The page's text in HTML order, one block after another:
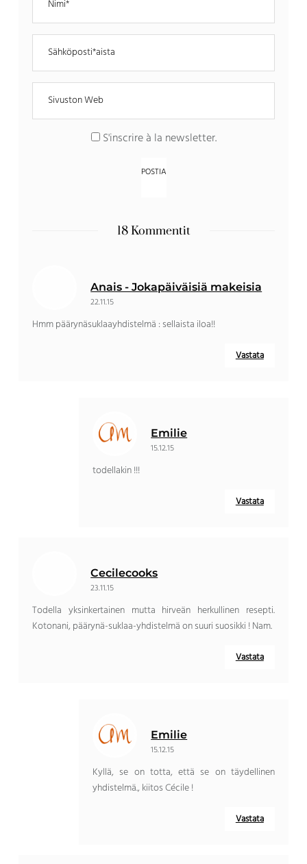
S'inscrire à la newsletter.
18 Kommentit
Anais - Jokapäiväisiä makeisia
22.11.15
Hmm päärynäsuklaayhdistelmä : sellaista iloa!!
Vastata
Emilie
15.12.15
todellakin !!!
Vastata
Cecilecooks
23.11.15
Todella yksinkertainen mutta hirveän herkullinen resepti.
Kotonani, päärynä-suklaa-yhdistelmä on suuri suosikki ! Nam.
Vastata
Emilie
15.12.15
Kyllä, se on totta, että se on täydellinen
yhdistelmä., kiitos Cécile !
Vastata